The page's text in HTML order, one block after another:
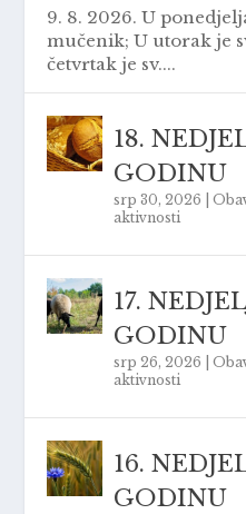
9. 8. 2026. U
mučenik; U utorak je
četvrtak je sv....
18.
GODINU
srp 30, 2026 |
aktivnosti
17.
GODINU
srp 26, 2026 |
aktivnosti
16.
GODINU